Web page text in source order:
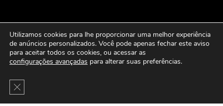
Utilizamos cookies para lhe proporcionar uma melhor experiência
de anúncios personalizados. Você pode apenas fechar este aviso
para aceitar todos os cookies, ou acessar as
configurações avançadas para alterar suas preferências.
Close GDPR Cookie Banner